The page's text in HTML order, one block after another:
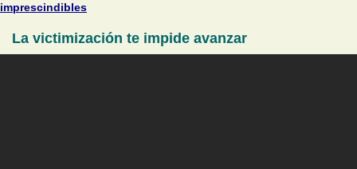
imprescindibles
La victimización te impide avanzar